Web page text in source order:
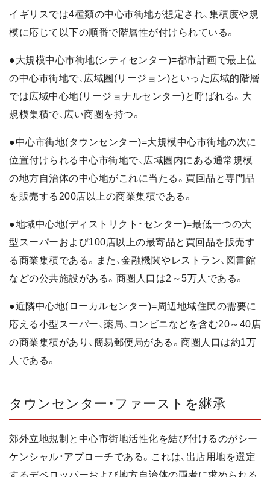
イギリスでは4種類の中心市街地が想定され、集積度や規
模に応じて以下の順番で階層性が付けられている。
●大規模中心市街地(シティセンター)=都市計画で最上位
の中心市街地で、広域圏(リージョン)といった広域的階層
では広域中心地(リージョナルセンター)と呼ばれる。大
規模集積で、広い商圏を持つ。
●中心市街地(タウンセンター)=大規模中心市街地の次に
位置付けられる中心市街地で、広域圏内にある通常規模
の地方自治体の中心地がこれに当たる。買回品と専門品
を販売する200店以上の商業集積である。
●地域中心地(ディストリクト・センター)=最低一つの大
型スーパーおよび100店以上の最寄品と買回品を販売す
る商業集積である。また、金融機関やレストラン、図書館
などの公共施設がある。商圏人口は2～5万人である。
●近隣中心地(ローカルセンター)=周辺地域住民の需要に
応える小型スーパー、薬局、コンビニなどを含む20～40店
の商業集積があり、簡易郵便局がある。商圏人口は約1万
人である。
タウンセンター・ファーストを継承
郊外立地規制と中心市街地活性化を結び付けるのがシー
ケンシャル・アプローチである。これは、出店用地を選定
するデベロッパーおよび地方自治体の両者に求められる